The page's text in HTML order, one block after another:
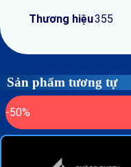
Thương hiệu355
Sản phẩm tương tự
-50%